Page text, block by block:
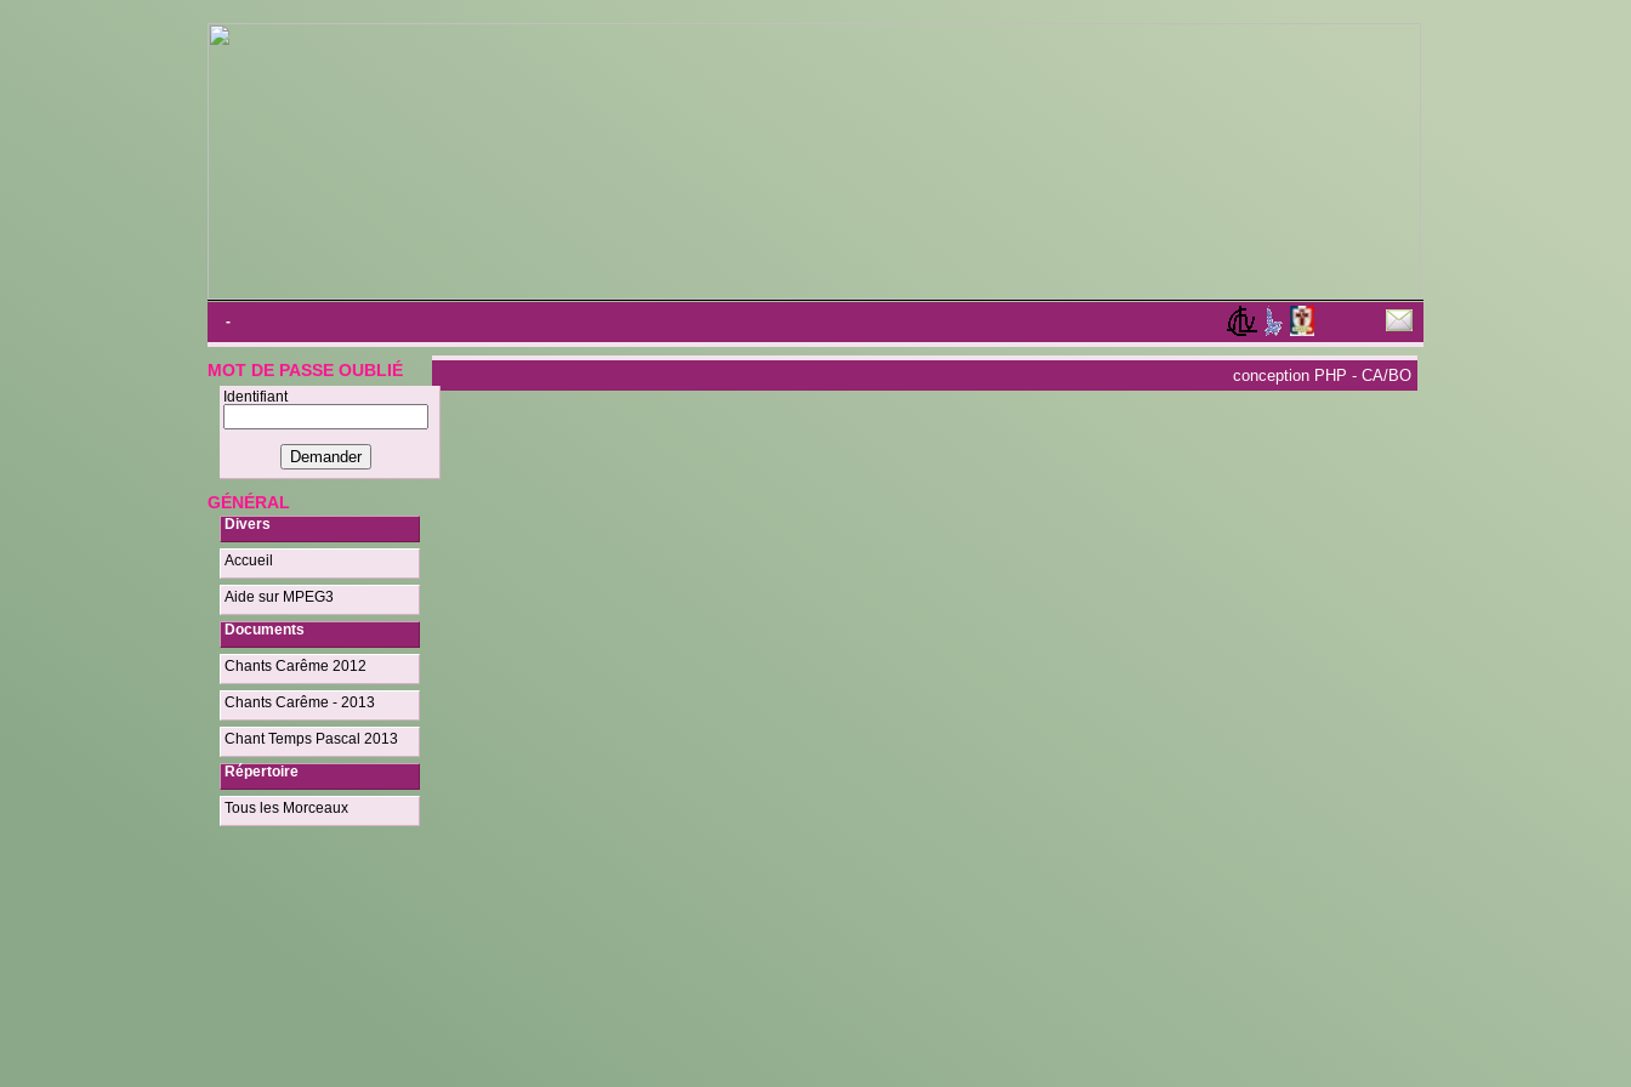
-
MOT DE PASSE OUBLIÉ
Identifiant
GÉNÉRAL
Divers
Accueil
Aide sur MPEG3
Documents
Chants Carême 2012
Chants Carême - 2013
Chant Temps Pascal 2013
Répertoire
Tous les Morceaux
conception PHP - CA/BO